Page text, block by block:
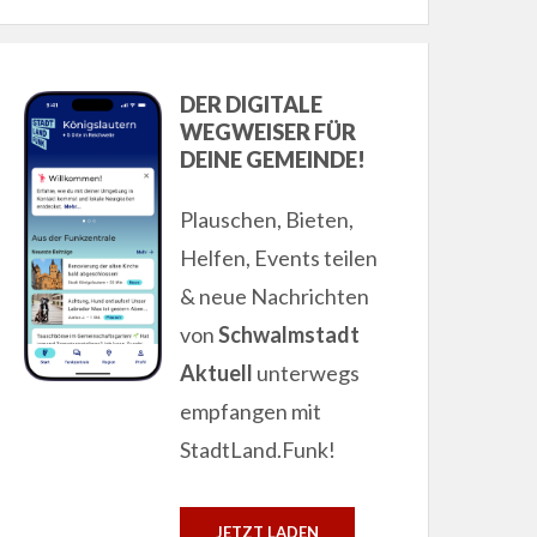
DER DIGITALE
WEGWEISER FÜR
DEINE GEMEINDE!
Plauschen, Bieten,
Helfen, Events teilen
& neue Nachrichten
vonSchwalmstadt
Aktuell unterwegs
empfangen mit
StadtLand.Funk!
JETZT LADEN